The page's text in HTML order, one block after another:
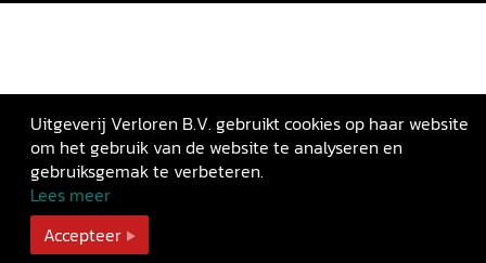
Uitgeverij Verloren B.V. gebruikt cookies op haar website
om het gebruik van de website te analyseren en
gebruiksgemak te verbeteren.
Lees meer
Accepteer